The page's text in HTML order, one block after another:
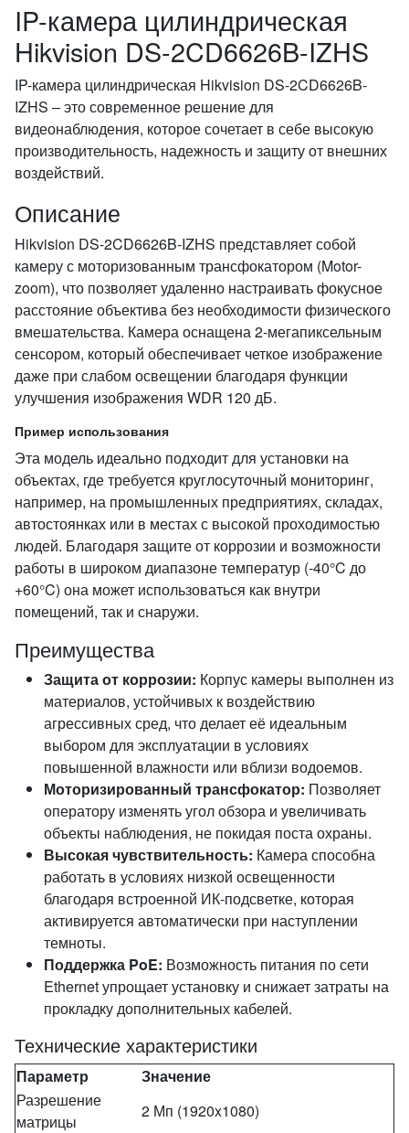
IP-камера цилиндрическая
Hikvision DS-2CD6626B-IZHS
IP-камера цилиндрическая Hikvision DS-2CD6626B-
IZHS – это современное решение для
видеонаблюдения, которое сочетает в себе высокую
производительность, надежность и защиту от внешних
воздействий.
Описание
Hikvision DS-2CD6626B-IZHS представляет собой
камеру с моторизованным трансфокатором (Motor-
zoom), что позволяет удаленно настраивать фокусное
расстояние объектива без необходимости физического
вмешательства. Камера оснащена 2-мегапиксельным
сенсором, который обеспечивает четкое изображение
даже при слабом освещении благодаря функции
улучшения изображения WDR 120 дБ.
Пример использования
Эта модель идеально подходит для установки на
объектах, где требуется круглосуточный мониторинг,
например, на промышленных предприятиях, складах,
автостоянках или в местах с высокой проходимостью
людей. Благодаря защите от коррозии и возможности
работы в широком диапазоне температур (-40°C до
+60°C) она может использоваться как внутри
помещений, так и снаружи.
Преимущества
Защита от коррозии: Корпус камеры выполнен из
материалов, устойчивых к воздействию
агрессивных сред, что делает её идеальным
выбором для эксплуатации в условиях
повышенной влажности или вблизи водоемов.
Моторизированный трансфокатор: Позволяет
оператору изменять угол обзора и увеличивать
объекты наблюдения, не покидая поста охраны.
Высокая чувствительность: Камера способна
работать в условиях низкой освещенности
благодаря встроенной ИК-подсветке, которая
активируется автоматически при наступлении
темноты.
Поддержка PoE: Возможность питания по сети
Ethernet упрощает установку и снижает затраты на
прокладку дополнительных кабелей.
Технические характеристики
Параметр
Значение
Разрешение
матрицы
2 Мп (1920x1080)